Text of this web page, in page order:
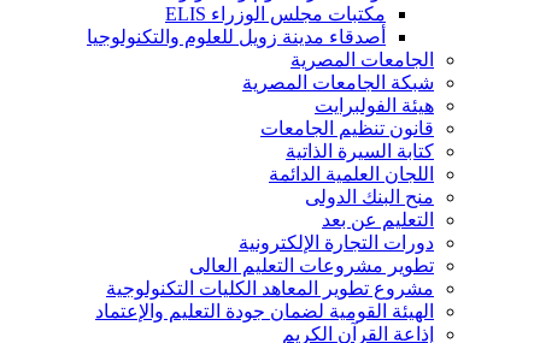
مكتبات مجلس الوزراء ELIS
أصدقاء مدينة زويل للعلوم والتكنولوجيا
الجامعات المصرية
شبكة الجامعات المصرية
هيئة الفولبرايت
قانون تنظيم الجامعات
كتابة السيرة الذاتية
اللجان العلمية الدائمة
منح البنك الدولى
التعليم عن بعد
دورات التجارة الإلكترونية
تطوير مشروعات التعليم العالى
مشروع تطوير المعاهد الكليات التكنولوجية
الهيئة القومية لضمان جودة التعليم والإعتماد
إذاعة القرآن الكريم